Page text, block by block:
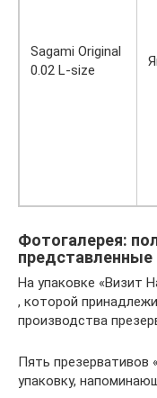
Sagami Original
0.02 L-size
Фотогалерея:
представленные
На упаковке «Визит
, которой
производства
Пять презервативов
упаковку,